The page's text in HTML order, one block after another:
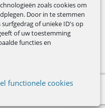
zoals cookies om
Door in te stemmen
of unieke ID's op
of uw toestemming
functies en
functionele cookies